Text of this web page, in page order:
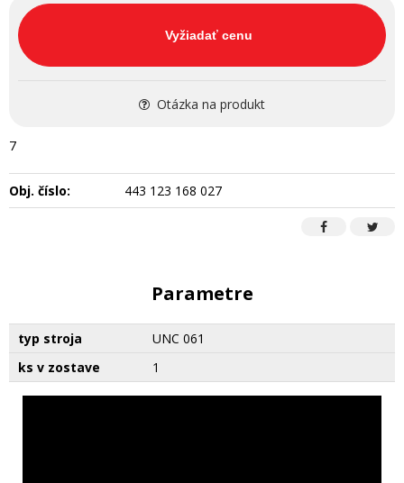
Vyžiadať cenu
Otázka na produkt
7
Obj. číslo: 443 123 168 027
Parametre
typ stroja
UNC 061
ks v zostave
1